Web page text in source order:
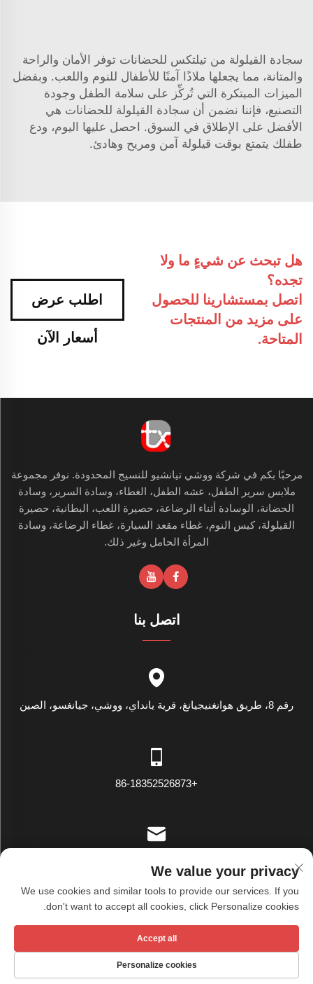
سجادة القيلولة من تيلتكس للحضانات توفر الأمان والراحة
والمتانة، مما يجعلها ملاذًا آمنًا للأطفال للنوم واللعب. وبفضل
الميزات المبتكرة التي تُركِّز على سلامة الطفل وجودة
التصنيع، فإننا نضمن أن سجادة القيلولة للحضانات هي
الأفضل على الإطلاق في السوق. احصل عليها اليوم، ودع
طفلك يتمتع بوقت قيلولة آمن ومريح وهادئ.
هل تبحث عن شيءٍ ما ولا
تجده؟
اتصل بمستشارينا للحصول
على مزيد من المنتجات
المتاحة.
اطلب عرض
أسعار الآن
مرحبًا بكم في شركة ووشي تيانشيو للنسيج المحدودة. نوفر مجموعة
ملابس سرير الطفل، عشه الطفل، الغطاء، وسادة السرير، وسادة
الحضانة، الوسادة أثناء الرضاعة، حصيرة اللعب، البطانية، حصيرة
القيلولة، كيس النوم، غطاء مقعد السيارة، غطاء الرضاعة، وسادة
المرأة الحامل وغير ذلك.
اتصل بنا
رقم 8، طريق هوانغنيجيانغ، قرية يانداي، ووشي، جيانغسو، الصين
+86-18352526873
حقوق الطبع والنشر © شركة ووشي تيانشيو للنسيج المحدودة. جميع
الحقوق محفوظة -سياسة الخصوصية
We value your privacy
We use cookies and similar tools to provide our services. If you
don't want to accept all cookies, click Personalize cookies.
Personalize cookies
Accept all